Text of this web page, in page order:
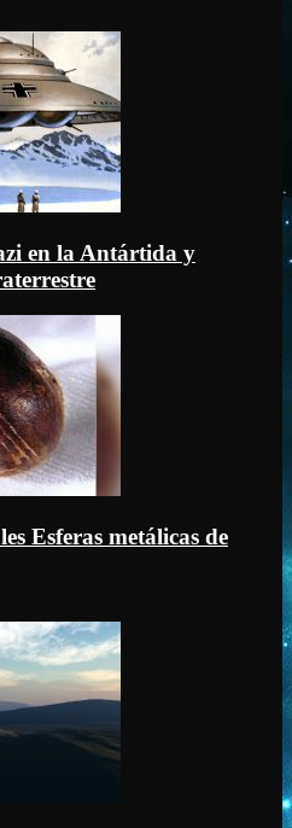
en la Antártida y
Esferas metálicas de